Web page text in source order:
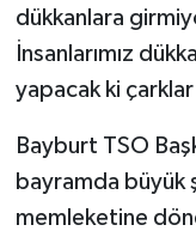
dükkanlara
İnsanlarımız
yapacak ki
Bayburt TSO
bayramda büyük
memleketine